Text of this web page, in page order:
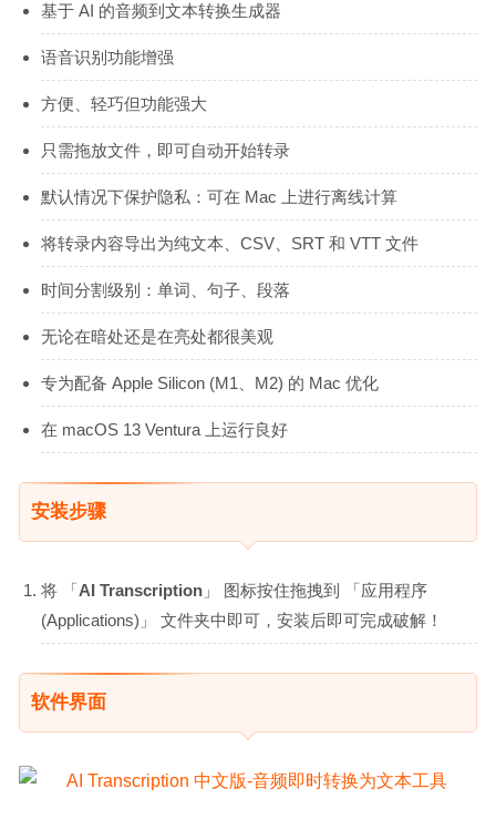
基于 AI 的音频到文本转换生成器
语音识别功能增强
方便、轻巧但功能强大
只需拖放文件，即可自动开始转录
默认情况下保护隐私：可在 Mac 上进行离线计算
将转录内容导出为纯文本、CSV、SRT 和 VTT 文件
时间分割级别：单词、句子、段落
无论在暗处还是在亮处都很美观
专为配备 Apple Silicon (M1、M2) 的 Mac 优化
在 macOS 13 Ventura 上运行良好
安装步骤
将 「AI Transcription 」 图标按住拖拽到 「应用程序
(Applications)」 文件夹中即可，安装后即可完成破解！
软件界面